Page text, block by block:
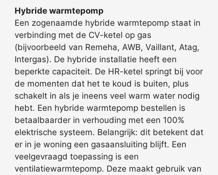
Hybride warmtepomp
Een zogenaamde hybride warmtepomp staat in
verbinding met de CV-ketel op gas
(bijvoorbeeld van Remeha, AWB, Vaillant, Atag,
Intergas). De hybride installatie heeft een
beperkte capaciteit. De HR-ketel springt bij voor
de momenten dat het te koud is buiten, plus
schakelt in als je ineens veel warm water nodig
hebt. Een hybride warmtepomp bestellen is
betaalbaarder in verhouding met een 100%
elektrische systeem. Belangrijk: dit betekent dat
er in je woning een gasaansluiting blijft. Een
veelgevraagd toepassing is een
ventilatiewarmtepomp. Deze maakt gebruik van